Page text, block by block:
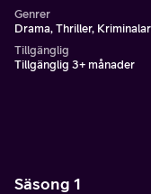
Genrer
Drama, Thriller,
Tillgänglig
Tillgänglig 3+ månader
Säsong 1